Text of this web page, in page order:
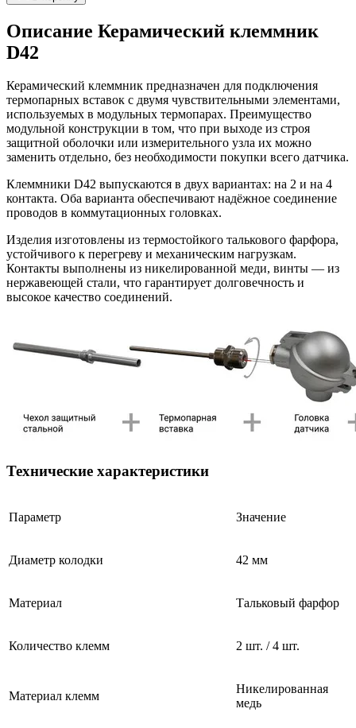
Описание Керамический клеммник
D42
Керамический клеммник предназначен для подключения
термопарных вставок с двумя чувствительными элементами,
используемых в модульных термопарах. Преимущество
модульной конструкции в том, что при выходе из строя
защитной оболочки или измерительного узла их можно
заменить отдельно, без необходимости покупки всего датчика.
Клеммники D42 выпускаются в двух вариантах: на 2 и на 4
контакта. Оба варианта обеспечивают надёжное соединение
проводов в коммутационных головках.
Изделия изготовлены из термостойкого талькового фарфора,
устойчивого к перегреву и механическим нагрузкам.
Контакты выполнены из никелированной меди, винты — из
нержавеющей стали, что гарантирует долговечность и
высокое качество соединений.
Технические характеристики
Параметр Значение
Диаметр колодки 42 мм
Материал Тальковый фарфор
Количество клемм 2 шт. / 4 шт.
Материал клемм
Никелированная
медь